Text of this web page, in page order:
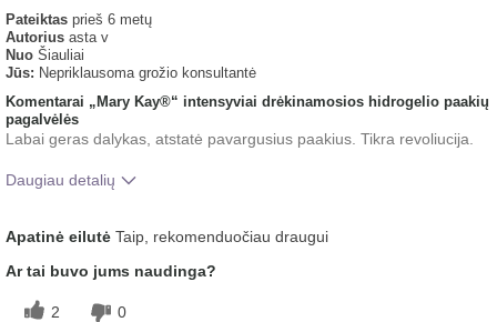
Pateiktas prieš 6 metų
Autorius asta v
Nuo Šiauliai
Jūs: Nepriklausoma grožio konsultantė
Komentarai „Mary Kay®“ intensyviai drėkinamosios hidrogelio paakių
pagalvėlės
Labai geras dalykas, atstatė pavargusius paakius. Tikra revoliucija.
Daugiau detalių
po šio produkto naudojimo?
Malonus pojūtis ant odos
Apatinė eilutė Taip, rekomenduočiau draugui
Ar tai buvo jums naudinga?
2 0